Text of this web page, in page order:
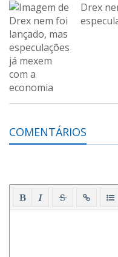
Drex
COMENTÁRIOS